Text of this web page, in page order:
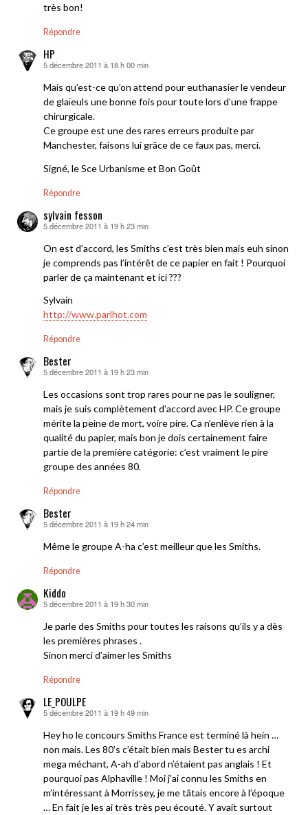
très bon!
Répondre
HP
dit :
5 décembre 2011 à 18 h 00 min
Mais qu’est-ce qu’on attend pour euthanasier le vendeur
de glaïeuls une bonne fois pour toute lors d’une frappe
chirurgicale.
Ce groupe est une des rares erreurs produite par
Manchester, faisons lui grâce de ce faux pas, merci.
Signé, le Sce Urbanisme et Bon Goût
Répondre
sylvain fesson
dit :
5 décembre 2011 à 19 h 23 min
On est d’accord, les Smiths c’est très bien mais euh sinon
je comprends pas l’intérêt de ce papier en fait ! Pourquoi
parler de ça maintenant et ici ???
Sylvain
http://www.parlhot.com
Répondre
Bester
dit :
5 décembre 2011 à 19 h 23 min
Les occasions sont trop rares pour ne pas le souligner,
mais je suis complètement d’accord avec HP. Ce groupe
mérite la peine de mort, voire pire. Ca n’enlève rien à la
qualité du papier, mais bon je dois certainement faire
partie de la première catégorie: c’est vraiment le pire
groupe des années 80.
Répondre
Bester
dit :
5 décembre 2011 à 19 h 24 min
Même le groupe A-ha c’est meilleur que les Smiths.
Répondre
Kiddo
dit :
5 décembre 2011 à 19 h 30 min
Je parle des Smiths pour toutes les raisons qu’ils y a dès
les premières phrases .
Sinon merci d’aimer les Smiths
Répondre
LE_POULPE
dit :
5 décembre 2011 à 19 h 49 min
Hey ho le concours Smiths France est terminé là hein …
non mais. Les 80’s c’était bien mais Bester tu es archi
mega méchant, A-ah d’abord n’étaient pas anglais ! Et
pourquoi pas Alphaville ! Moi j’ai connu les Smiths en
m’intéressant à Morrissey, je me tâtais encore à l’époque
… En fait je les ai très très peu écouté. Y avait surtout